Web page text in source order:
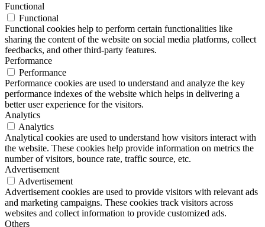
Functional
Functional
Functional cookies help to perform certain functionalities like
sharing the content of the website on social media platforms, collect
feedbacks, and other third-party features.
Performance
Performance
Performance cookies are used to understand and analyze the key
performance indexes of the website which helps in delivering a
better user experience for the visitors.
Analytics
Analytics
Analytical cookies are used to understand how visitors interact with
the website. These cookies help provide information on metrics the
number of visitors, bounce rate, traffic source, etc.
Advertisement
Advertisement
Advertisement cookies are used to provide visitors with relevant ads
and marketing campaigns. These cookies track visitors across
websites and collect information to provide customized ads.
Others